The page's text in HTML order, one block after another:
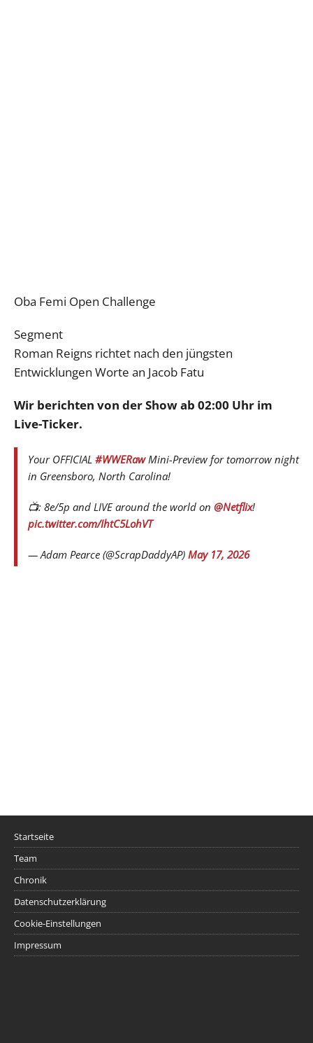
Oba Femi Open Challenge
Segment
Roman Reigns richtet nach den jüngsten
Entwicklungen Worte an Jacob Fatu
Wir berichten von der Show ab 02:00 Uhr im
Live-Ticker.
Your OFFICIAL #WWERawMini-Preview for tomorrow night
in Greensboro, North Carolina!
📺: 8e/5p and LIVE around the world on @Netflix!
pic.twitter.com/IhtC5LohVT
— Adam Pearce (@ScrapDaddyAP) May 17, 2026
Startseite
Team
Chronik
Datenschutzerklärung
Cookie-Einstellungen
Impressum